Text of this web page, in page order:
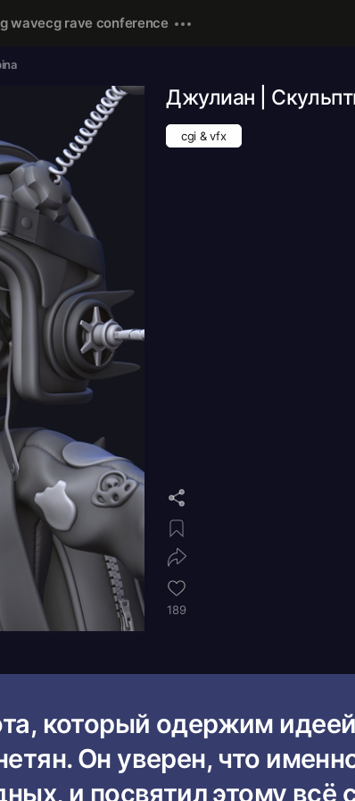
wavecg rave conference
Джулиан |
cgi & vfx
189
который одержим идеей
Он уверен, что
и посвятил этому всё